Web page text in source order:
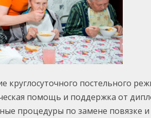
круглосуточного постельного
помощь и поддержка от
процедуры по замене повязке